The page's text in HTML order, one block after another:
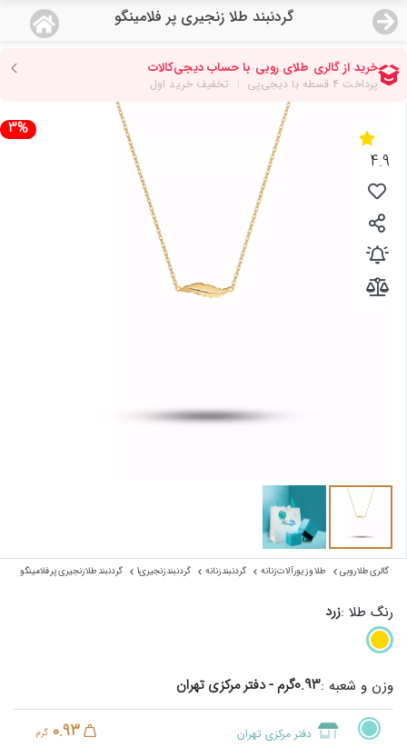
گردنبند طلا زنجیری پر فلامینگو
منو
صفحه اصلی
دسته بندی محصولات
نمایندگی ها
مجله روبی
درباره ما
3%
4.9
گالری طلا روبی طلا و زیورآلات زنانه گردنبند زنانه گردنبند زنجیری1 گردنبند طلا زنجیری پر فلامینگو
رنگ طلا :زرد
وزن و شعبه :0.93گرم - دفتر مرکزی تهران
دفتر مرکزی تهران 0.93 گرم